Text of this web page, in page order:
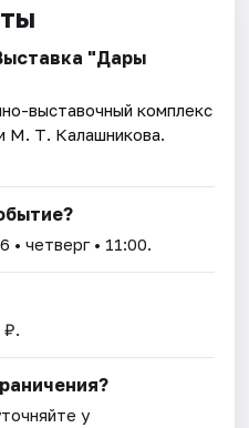
"Дары
выставочный комплекс
М. Т. Калашникова.
• четверг • 11:00.
₽.
у